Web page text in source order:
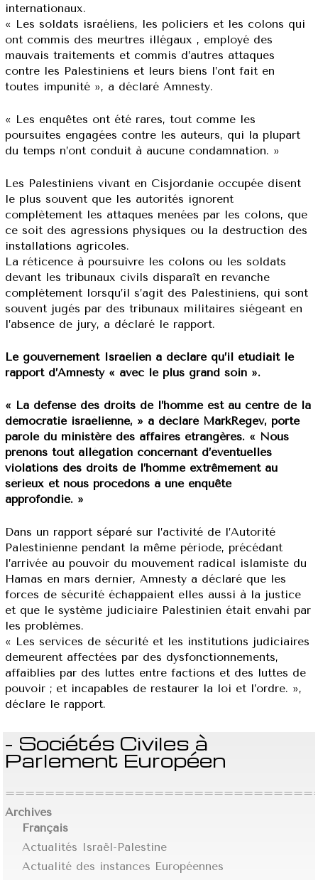
internationaux.
« Les soldats israéliens, les policiers et les colons qui
ont commis des meurtres illégaux , employé des
mauvais traitements et commis d’autres attaques
contre les Palestiniens et leurs biens l’ont fait en
toutes impunité », a déclaré Amnesty.
« Les enquêtes ont été rares, tout comme les
poursuites engagées contre les auteurs, qui la plupart
du temps n’ont conduit à aucune condamnation. »
Les Palestiniens vivant en Cisjordanie occupée disent
le plus souvent que les autorités ignorent
complètement les attaques menées par les colons, que
ce soit des agressions physiques ou la destruction des
installations agricoles.
La réticence à poursuivre les colons ou les soldats
devant les tribunaux civils disparaît en revanche
complètement lorsqu’il s’agit des Palestiniens, qui sont
souvent jugés par des tribunaux militaires siégeant en
l’absence de jury, a déclaré le rapport.
Le gouvernement Israélien a déclaré qu’il étudiait le
rapport d’Amnesty « avec le plus grand soin ».
« La défense des droits de l’homme est au centre de la
démocratie israélienne, » a déclaré MarkRegev, porte
parole du ministère des affaires étrangères. « Nous
prenons tout allégation concernant d’éventuelles
violations des droits de l’homme extrêmement au
sérieux et nous procédons à une enquête
approfondie. »
Dans un rapport séparé sur l’activité de l’Autorité
Palestinienne pendant la même période, précédant
l’arrivée au pouvoir du mouvement radical islamiste du
Hamas en mars dernier, Amnesty a déclaré que les
forces de sécurité échappaient elles aussi à la justice
et que le système judiciaire Palestinien était envahi par
les problèmes.
« Les services de sécurité et les institutions judiciaires
demeurent affectées par des dysfonctionnements,
affaiblies par des luttes entre factions et des luttes de
pouvoir ; et incapables de restaurer la loi et l’ordre. »,
déclare le rapport.
- Sociétés Civiles à
Parlement Européen
Archives
Français
Actualités Israël-Palestine
Actualité des instances Européennes